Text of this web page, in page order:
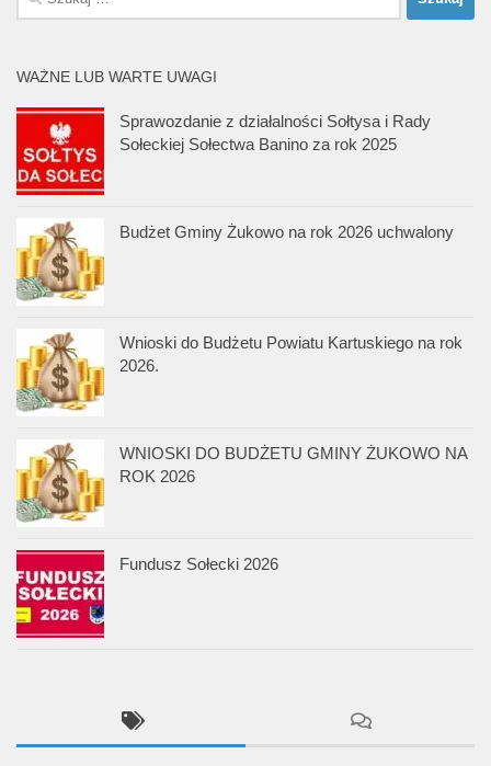
WAŻNE LUB WARTE UWAGI
Sprawozdanie z działalności Sołtysa i Rady
Sołeckiej Sołectwa Banino za rok 2025
Budżet Gminy Żukowo na rok 2026 uchwalony
Wnioski do Budżetu Powiatu Kartuskiego na rok
2026.
WNIOSKI DO BUDŻETU GMINY ŻUKOWO NA
ROK 2026
Fundusz Sołecki 2026